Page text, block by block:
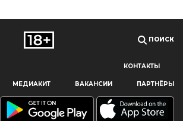
файлы cookie и похожие технологии,
персонализированную
предпочтения в области
ПОИСК
КОНТАКТЫ
МЕДИАКИТ ВАКАНСИИ ПАРТНЁРЫ